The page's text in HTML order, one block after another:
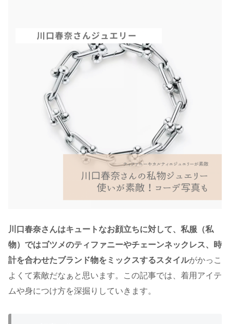
川口春奈さんはキュートなお顔立ちに対して、私服（私
物）ではゴツメのティファニーやチェーンネックレス、時
計を合わせたブランド物をミックスするスタイルがかっこ
よくて素敵だなぁと思います。この記事では、着用アイテ
ムや身につけ方を深掘りしていきます。